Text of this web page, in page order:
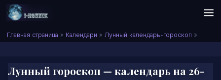
Skip to content
Сонник I-SONNIK.COM
Главная страница » Календари » Лунный календарь-гороскоп »
Лунный гороскоп — календарь на 26-